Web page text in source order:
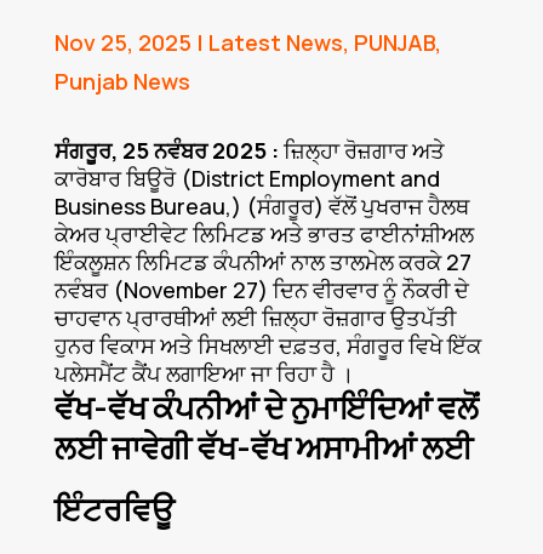
Nov 25, 2025 | Latest News, PUNJAB,
Punjab News
ਸੰਗਰੂਰ, 25 ਨਵੰਬਰ 2025 : ਜ਼ਿਲ੍ਹਾ ਰੋਜ਼ਗਾਰ ਅਤੇ
ਕਾਰੋਬਾਰ ਬਿਊਰੋ (District Employment and
Business Bureau,) (ਸੰਗਰੂਰ) ਵੱਲੋਂ ਪੁਖਰਾਜ ਹੈਲਥ
ਕੇਅਰ ਪ੍ਰਾਈਵੇਟ ਲਿਮਿਟਡ ਅਤੇ ਭਾਰਤ ਫਾਈਨਾਂਸ਼ੀਅਲ
ਇੰਕਲੂਸ਼ਨ ਲਿਮਿਟਡ ਕੰਪਨੀਆਂ ਨਾਲ ਤਾਲਮੇਲ ਕਰਕੇ 27
ਨਵੰਬਰ (November 27) ਦਿਨ ਵੀਰਵਾਰ ਨੂੰ ਨੌਕਰੀ ਦੇ
ਚਾਹਵਾਨ ਪ੍ਰਾਰਥੀਆਂ ਲਈ ਜ਼ਿਲ੍ਹਾ ਰੋਜ਼ਗਾਰ ਉਤਪੱਤੀ
ਹੁਨਰ ਵਿਕਾਸ ਅਤੇ ਸਿਖਲਾਈ ਦਫ਼ਤਰ, ਸੰਗਰੂਰ ਵਿਖੇ ਇੱਕ
ਪਲੇਸਮੈਂਟ ਕੈਂਪ ਲਗਾਇਆ ਜਾ ਰਿਹਾ ਹੈ ।
ਵੱਖ-ਵੱਖ ਕੰਪਨੀਆਂ ਦੇ ਨੁਮਾਇੰਦਿਆਂ ਵਲੋਂ
ਲਈ ਜਾਵੇਗੀ ਵੱਖ-ਵੱਖ ਅਸਾਮੀਆਂ ਲਈ
ਇੰਟਰਵਿਊ